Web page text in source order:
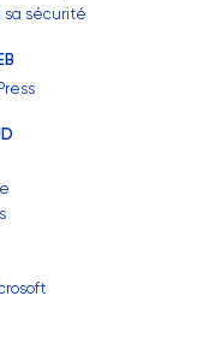
sa sécurité